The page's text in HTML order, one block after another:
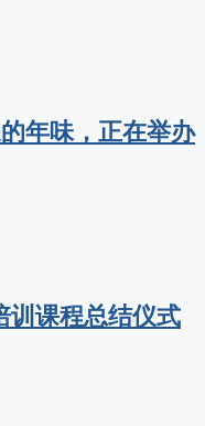
年味，正在举办
训课程总结仪式